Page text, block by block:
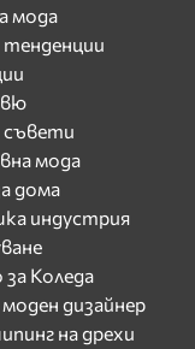
мода
мода
дома
индустрия
за Коледа
дизайнер
на дрехи